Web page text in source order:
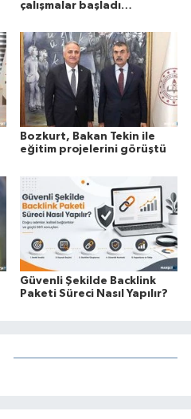
çalışmalar başladı…
Bozkurt, Bakan Tekin ile
eğitim projelerini görüştü
Güvenli Şekilde Backlink
Paketi Süreci Nasıl Yapılır?